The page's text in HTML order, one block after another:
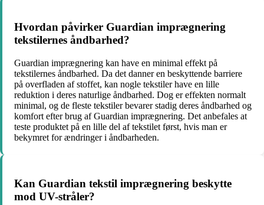
Hvordan påvirker Guardian imprægnering
tekstilernes åndbarhed?
Guardian imprægnering kan have en minimal effekt på
tekstilernes åndbarhed. Da det danner en beskyttende barriere
på overfladen af stoffet, kan nogle tekstiler have en lille
reduktion i deres naturlige åndbarhed. Dog er effekten normalt
minimal, og de fleste tekstiler bevarer stadig deres åndbarhed og
komfort efter brug af Guardian imprægnering. Det anbefales at
teste produktet på en lille del af tekstilet først, hvis man er
bekymret for ændringer i åndbarheden.
Kan Guardian tekstil imprægnering beskytte
mod UV-stråler?